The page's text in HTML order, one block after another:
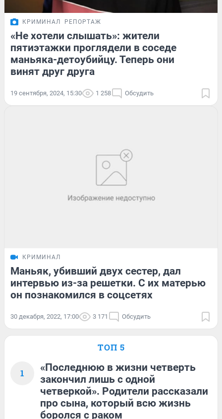
КРИМИНАЛ РЕПОРТАЖ
«Не хотели слышать»: жители
пятиэтажки проглядели в соседе
маньяка-детоубийцу. Теперь они
винят друг друга
19 сентября, 2024, 15:30 1 258 Обсудить
КРИМИНАЛ
Маньяк, убивший двух сестер, дал
интервью из-за решетки. С их матерью
он познакомился в соцсетях
30 декабря, 2022, 17:00 3 171 Обсудить
ТОП 5
1
«Последнюю в жизни четверть
закончил лишь с одной
четверкой». Родители рассказали
про сына, который всю жизнь
боролся с раком